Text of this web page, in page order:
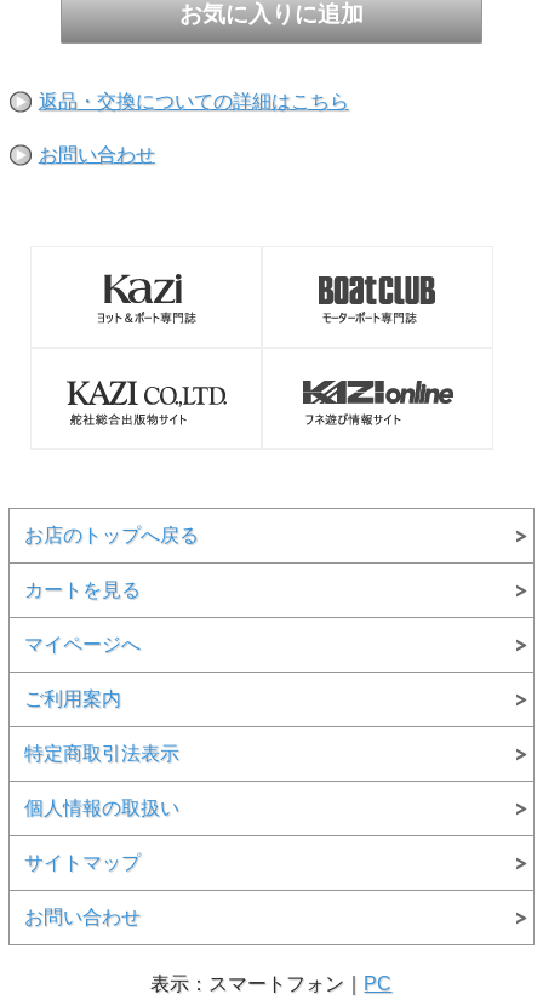
返品・交換についての詳細はこちら
お問い合わせ
お店のトップへ戻る
カートを見る
マイページへ
ご利用案内
特定商取引法表示
個人情報の取扱い
サイトマップ
お問い合わせ
表示：スマートフォン｜ PC